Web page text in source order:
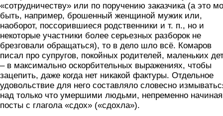
«сотрудничеству» или по поручению заказчика (а это
быть, например, брошенный женщиной мужик или,
наоборот, поссорившиеся родственники и т. п., но и
некоторые участники более серьезных разборок не
брезговали обращаться), то в дело шло всё. Комаров
писал про супругов, покойных родителей, маленьких
– в максимально оскорбительных выражениях, чтобы
зацепить, даже когда нет никакой фактуры. Отдельное
удовольствие для него составляло словесно
над только что умершими людьми, непременно начиная
посты с глагола «сдох» («сдохла»).